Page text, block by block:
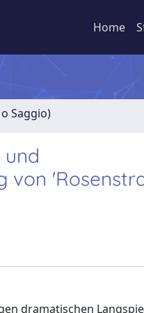
Home
Saggio)
von
dramatischen